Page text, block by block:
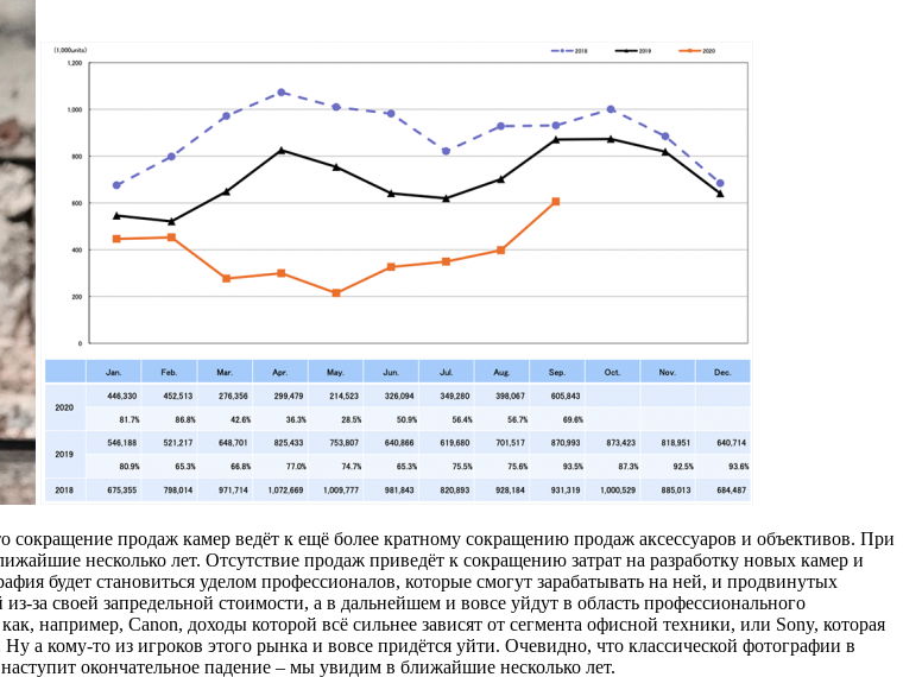
сокращение продаж камер ведёт к ещё более кратному сокращению продаж аксессуаров и объективов. При
несколько лет. Отсутствие продаж приведёт к сокращению затрат на разработку новых камер и
будет становиться уделом профессионалов, которые смогут зарабатывать на ней, и продвинутых
за своей запредельной стоимости, а в дальнейшем и вовсе уйдут в область профессионального
например, Canon, доходы которой всё сильнее зависят от сегмента офисной техники, или Sony, которая
а кому-то из игроков этого рынка и вовсе придётся уйти. Очевидно, что классической фотографии в
окончательное падение – мы увидим в ближайшие несколько лет.